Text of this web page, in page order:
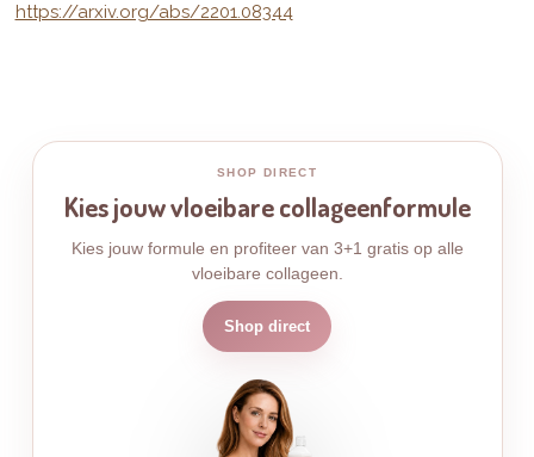
https://arxiv.org/abs/2201.08344
SHOP DIRECT
Kies jouw vloeibare collageenformule
Kies jouw formule en profiteer van 3+1 gratis op alle
vloeibare collageen.
Shop direct